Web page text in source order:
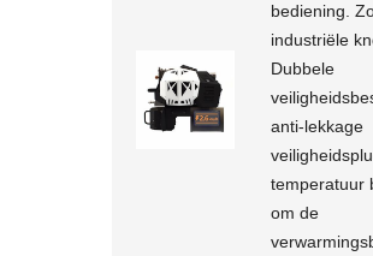
bediening.
industriële
Dubbele
anti-lekkage
temperatuur
om de